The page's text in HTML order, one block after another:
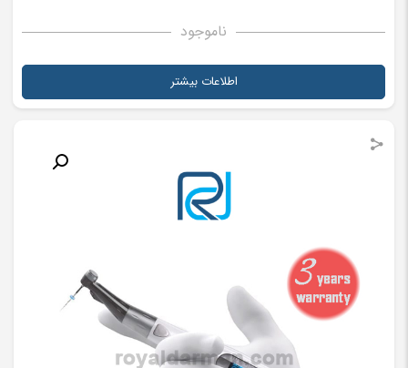
ناموجود
اطلاعات بیشتر